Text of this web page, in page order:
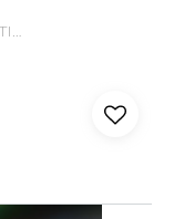
BIOFINITY TORIC MULTIFOCAL